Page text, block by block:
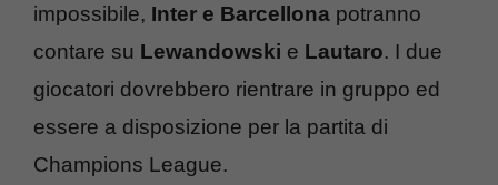
impossibile, Inter e Barcellona potranno
contare su Lewandowski e Lautaro. I due
giocatori dovrebbero rientrare in gruppo ed
essere a disposizione per la partita di
Champions League.